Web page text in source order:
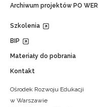
Archiwum projektów PO WER
Szkolenia
BIP
Materiały do pobrania
Kontakt
Ośrodek Rozwoju Edukacji
w Warszawie